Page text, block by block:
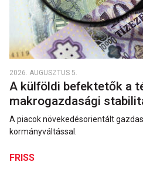
2026. AUGUSZTUS 5.
A külföldi befektetők a
makrogazdasági
A piacok növekedésorientált
kormányváltással.
FRISS